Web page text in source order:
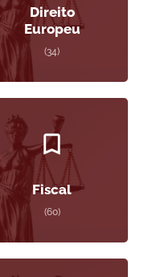
Direito
Europeu
(34)
Fiscal
(60)